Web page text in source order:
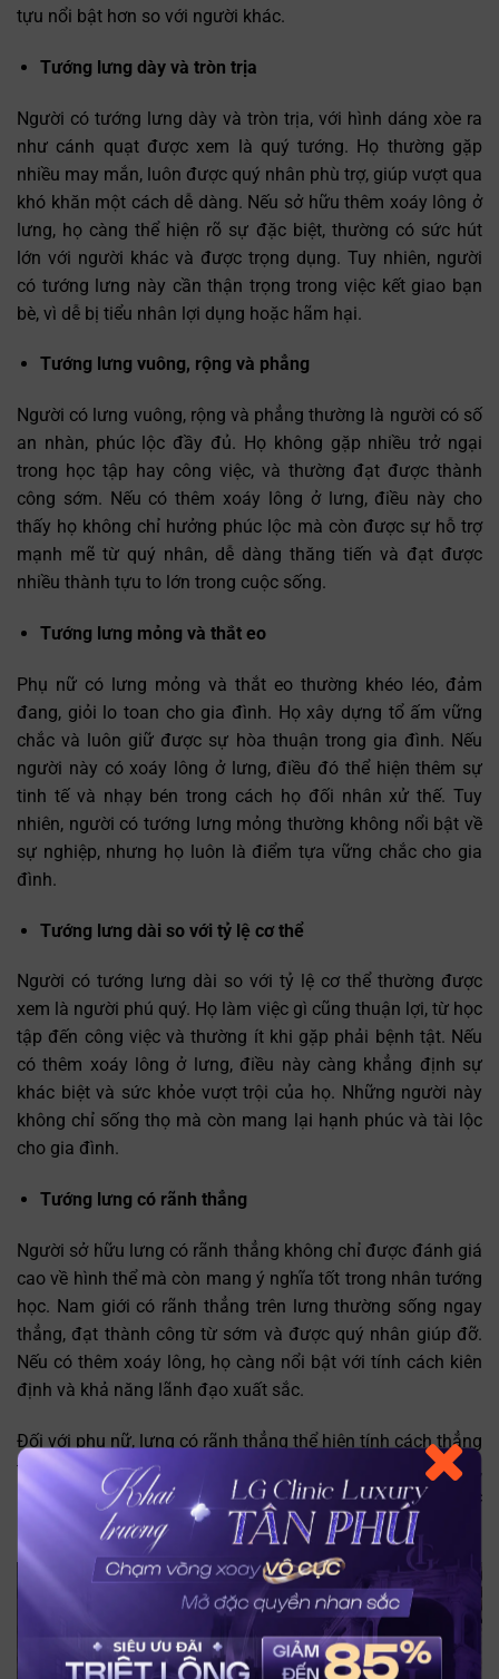
tựu nổi bật hơn so với người khác.
Tướng lưng dày và tròn trịa
Người có tướng lưng dày và tròn trịa, với hình dáng xòe ra
như cánh quạt được xem là quý tướng. Họ thường gặp
nhiều may mắn, luôn được quý nhân phù trợ, giúp vượt qua
khó khăn một cách dễ dàng. Nếu sở hữu thêm xoáy lông ở
lưng, họ càng thể hiện rõ sự đặc biệt, thường có sức hút
lớn với người khác và được trọng dụng. Tuy nhiên, người
có tướng lưng này cần thận trọng trong việc kết giao bạn
bè, vì dễ bị tiểu nhân lợi dụng hoặc hãm hại.
Tướng lưng vuông, rộng và phẳng
Người có lưng vuông, rộng và phẳng thường là người có số
an nhàn, phúc lộc đầy đủ. Họ không gặp nhiều trở ngại
trong học tập hay công việc, và thường đạt được thành
công sớm. Nếu có thêm xoáy lông ở lưng, điều này cho
thấy họ không chỉ hưởng phúc lộc mà còn được sự hỗ trợ
mạnh mẽ từ quý nhân, dễ dàng thăng tiến và đạt được
nhiều thành tựu to lớn trong cuộc sống.
Tướng lưng mỏng và thắt eo
Phụ nữ có lưng mỏng và thắt eo thường khéo léo, đảm
đang, giỏi lo toan cho gia đình. Họ xây dựng tổ ấm vững
chắc và luôn giữ được sự hòa thuận trong gia đình. Nếu
người này có xoáy lông ở lưng, điều đó thể hiện thêm sự
tinh tế và nhạy bén trong cách họ đối nhân xử thế. Tuy
nhiên, người có tướng lưng mỏng thường không nổi bật về
sự nghiệp, nhưng họ luôn là điểm tựa vững chắc cho gia
đình.
Tướng lưng dài so với tỷ lệ cơ thể
Người có tướng lưng dài so với tỷ lệ cơ thể thường được
xem là người phú quý. Họ làm việc gì cũng thuận lợi, từ học
tập đến công việc và thường ít khi gặp phải bệnh tật. Nếu
có thêm xoáy lông ở lưng, điều này càng khẳng định sự
khác biệt và sức khỏe vượt trội của họ. Những người này
không chỉ sống thọ mà còn mang lại hạnh phúc và tài lộc
cho gia đình.
Tướng lưng có rãnh thẳng
Người sở hữu lưng có rãnh thẳng không chỉ được đánh giá
cao về hình thể mà còn mang ý nghĩa tốt trong nhân tướng
học. Nam giới có rãnh thẳng trên lưng thường sống ngay
thẳng, đạt thành công từ sớm và được quý nhân giúp đỡ.
Nếu có thêm xoáy lông, họ càng nổi bật với tính cách kiên
định và khả năng lãnh đạo xuất sắc.
Đối với phụ nữ, lưng có rãnh thẳng thể hiện tính cách thẳng
thắn nhưng dễ làm mất lòng người khác. Nếu có xoáy lông,
họ thường mang lại năng lượng tích cực và sức hút đặc
biệt, mặc dù đường tình duyên có thể gặp một vài trắc trở.
Trò chuyện cùng
Trợ lý bác sĩ LG Clinic